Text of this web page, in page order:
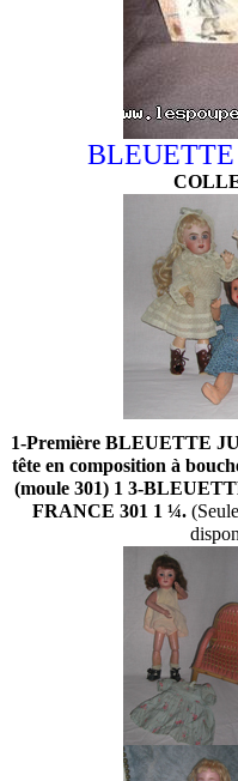
BLEUETTE
1-Première BLEUETTE
tête en composition à
(moule 301) 1 3-
FRANCE 301 1 ¼.